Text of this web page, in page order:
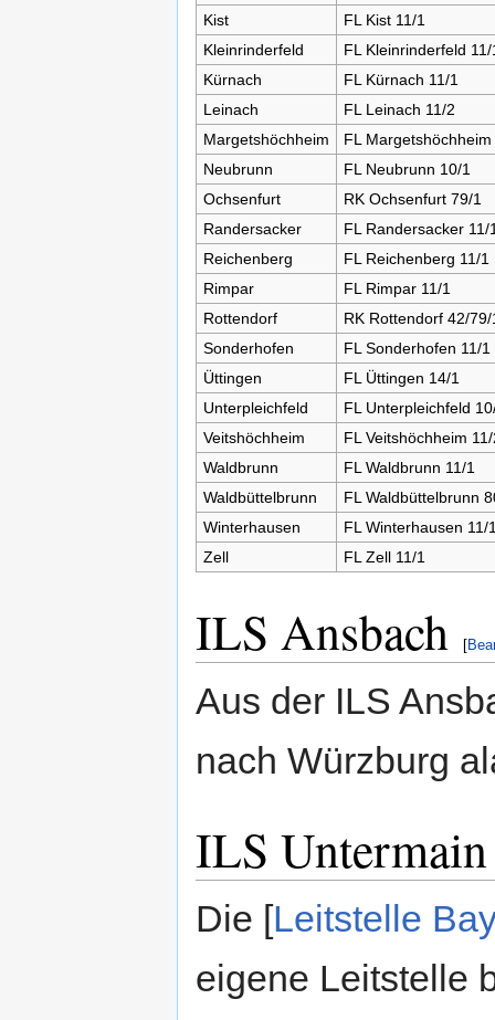
Kist
FL Kist 11/1
Kleinrinderfeld
FL Kleinrinderfeld 11/
Kürnach
FL Kürnach 11/1
Leinach
FL Leinach 11/2
Margetshöchheim
FL Margetshöchheim
Neubrunn
FL Neubrunn 10/1
Ochsenfurt
RK Ochsenfurt 79/1
Randersacker
FL Randersacker 11/
Reichenberg
FL Reichenberg 11/1
Rimpar
FL Rimpar 11/1
Rottendorf
RK Rottendorf 42/79/
Sonderhofen
FL Sonderhofen 11/1
Üttingen
FL Üttingen 14/1
Unterpleichfeld
FL Unterpleichfeld
Veitshöchheim
FL Veitshöchheim
Waldbrunn
FL Waldbrunn 11/1
Waldbüttelbrunn
FL Waldbüttelbrunn
Winterhausen
FL Winterhausen 11/
Zell
FL Zell 11/1
ILS Ansbach [
Aus der ILS
nach Würzburg
ILS Untermain
Die [Leitstelle
eigene Leitstelle